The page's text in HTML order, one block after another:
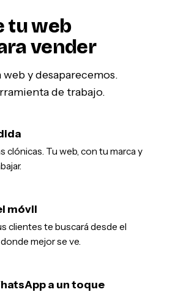
tu web
vender
y desaparecemos.
de trabajo.
clónicas. Tu web, con tu marca y
móvil
clientes te buscará desde el
mejor se ve.
a un toque